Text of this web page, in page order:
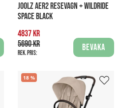
JOOLZ AER2 RESEVAGN + WILDRIDE
SPACE BLACK
4837 kr
5690 kr
Rek. pris:
Bevaka
18